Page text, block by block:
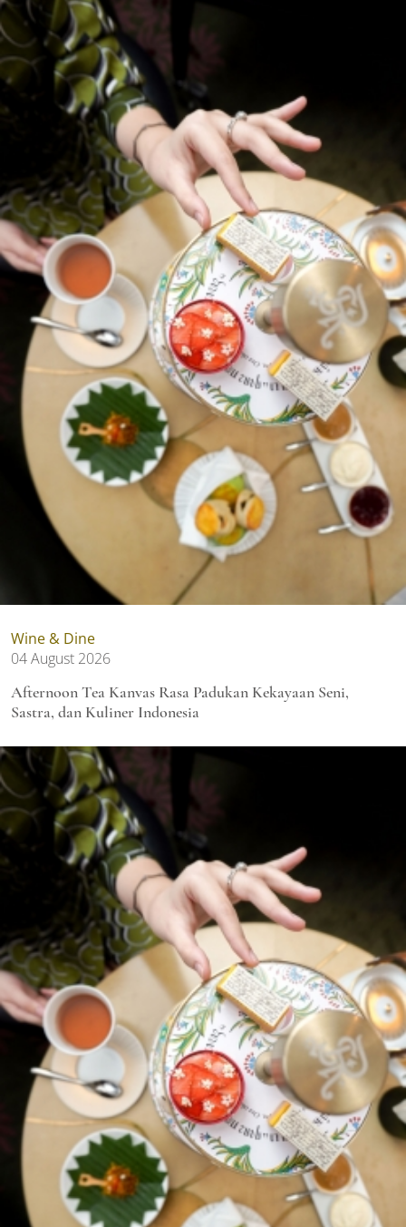
Wine & Dine
04 August 2026
Afternoon Tea Kanvas Rasa Padukan Kekayaan Seni,
Sastra, dan Kuliner Indonesia